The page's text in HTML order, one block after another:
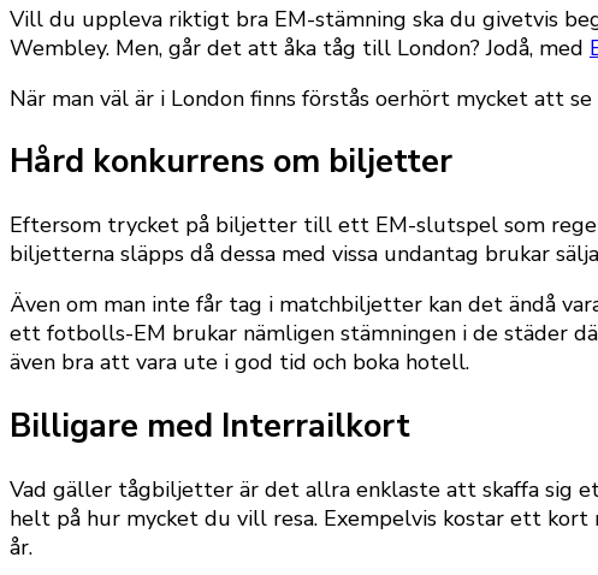
Vill du uppleva riktigt bra EM-stämning ska du givetvis
Wembley. Men, går det att åka tåg till London? Jodå, med
När man väl är i London finns förstås oerhört mycket att
Hård konkurrens om biljetter
Eftersom trycket på biljetter till ett EM-slutspel som
biljetterna släpps då dessa med vissa undantag brukar
Även om man inte får tag i matchbiljetter kan det ändå
ett fotbolls-EM brukar nämligen stämningen i de städer
även bra att vara ute i god tid och boka hotell.
Billigare med Interrailkort
Vad gäller tågbiljetter är det allra enklaste att skaffa sig
helt på hur mycket du vill resa. Exempelvis kostar ett kort
år.